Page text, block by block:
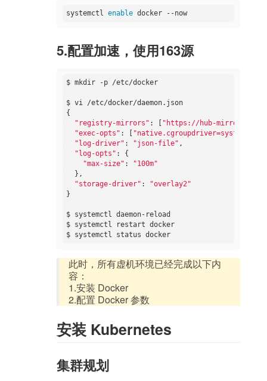
systemctl enable docker --now
5.配置加速，使用163源
$ mkdir -p /etc/docker
$ vi /etc/docker/daemon.json
{
"registry-mirrors" : [
"https://hub-
"exec-opts" : [ "native.cgroupdriver=systemd"
"log-driver" : "json-file" ,
"log-opts" : {
"max-size" :
"100m"
  },
"storage-driver" :
"overlay2"
}
$ systemctl daemon-reload
$ systemctl restart docker
$ systemctl status docker
此时，所有虚机环境已经完成以下内
容：
1.安装 Docker
2.配置 Docker 参数
安装 Kubernetes
集群规划